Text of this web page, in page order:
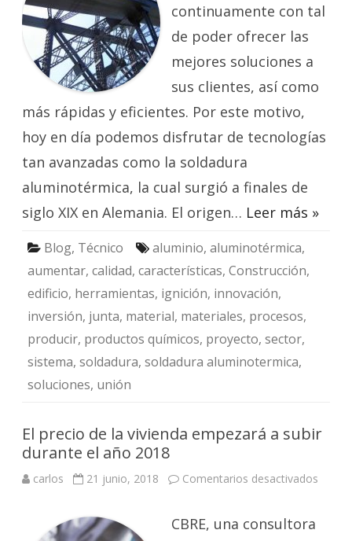
continuamente con tal
de poder ofrecer las
mejores soluciones a
sus clientes, así como
más rápidas y eficientes. Por este motivo,
hoy en día podemos disfrutar de tecnologías
tan avanzadas como la soldadura
aluminotérmica, la cual surgió a finales de
siglo XIX en Alemania. El origen… Leer más »
Blog, Técnico aluminio, aluminotérmica,
aumentar, calidad, características, Construcción,
edificio, herramientas, ignición, innovación,
inversión, junta, material, materiales, procesos,
producir, productos químicos, proyecto, sector,
sistema, soldadura, soldadura aluminotermica,
soluciones, unión
El precio de la vivienda empezará a subir
durante el año 2018
carlos 21 junio, 2018 Comentarios desactivados
CBRE, una consultora